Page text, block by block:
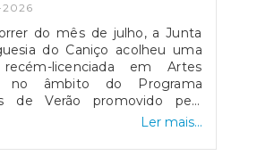
2026
do mês de julho, a Junta
do Caniço acolheu uma
licenciada em Artes
no âmbito do Programa
de Verão promovido pela
Regional da Juventude. A
de Verão, dinamizando o
Ler mais...